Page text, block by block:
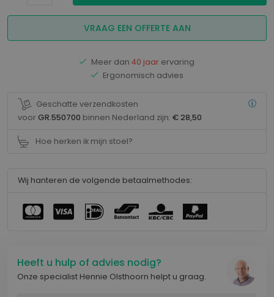
VRAAG EEN OFFERTE AAN
Meer dan 40 jaar ervaring
Ergonomisch advies
Geschatte verzendkosten
voor GR.550700 binnen Nederland zijn: € 28,50
Hoe herken ik mijn stoel?
Wij hanteren de volgende betaalmethodes:
Heeft u hulp of advies nodig?
Onze specialist Hennie Olsthoorn helpt u graag.